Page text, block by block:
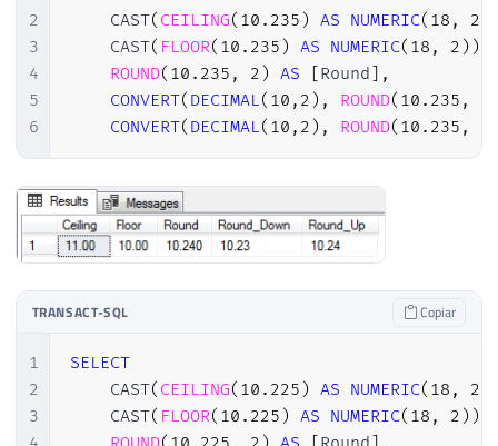
2
3
4
5
6
    CAST
( CEILING( 10.235 ) AS NUMERIC( 18 , 2
    CAST
( FLOOR( 10.235 ) AS NUMERIC( 18 , 2 ) )
ROUND( 10.235 , 2 ) AS Round
,
CONVERT( DECIMAL( 10 , 2 ) , ROUND( 10.235 ,
CONVERT( DECIMAL( 10 , 2 ) , ROUND( 10.235 ,
TRANSACT-SQL Copiar
1
2
3
SELECT
    CAST
( CEILING( 10.225 ) AS NUMERIC( 18 , 2
    CAST
( FLOOR( 10.225 ) AS NUMERIC( 18 , 2 ) )